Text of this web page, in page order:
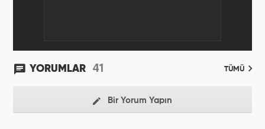
YORUMLAR 41 TÜMÜ
Bir Yorum Yapın